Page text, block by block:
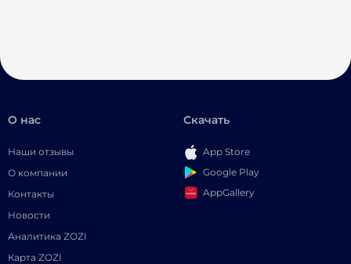
О нас
Наши отзывы
О компании
Контакты
Новости
Аналитика ZOZI
Карта ZOZI
Скачать
App Store
Google Play
AppGallery